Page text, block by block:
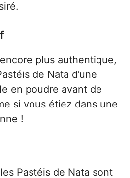
plus authentique,
de Nata d’une
en poudre avant de
si vous étiez dans une
!
Pastéis de Nata sont